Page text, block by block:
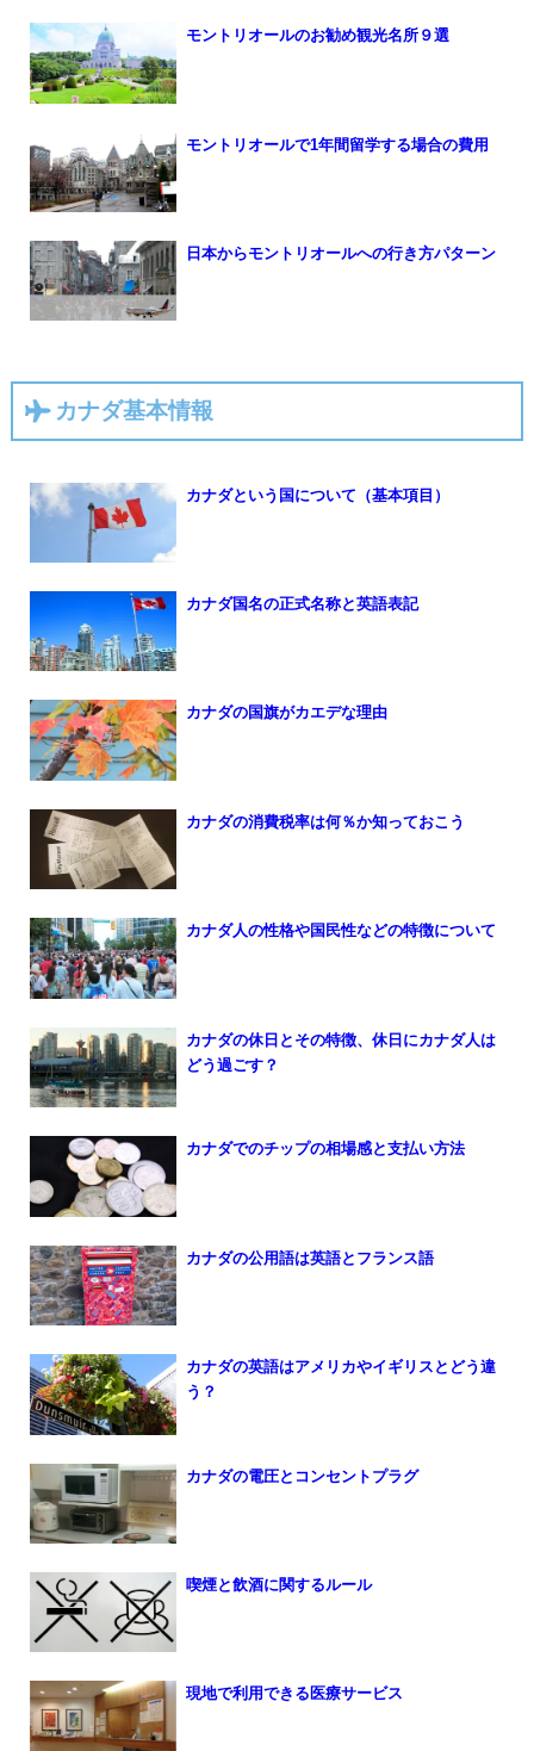
モントリオールのお勧め観光名所９選
モントリオールで1年間留学する場合の費用
日本からモントリオールへの行き方パターン
カナダ基本情報
カナダという国について（基本項目）
カナダ国名の正式名称と英語表記
カナダの国旗がカエデな理由
カナダの消費税率は何％か知っておこう
カナダ人の性格や国民性などの特徴について
カナダの休日とその特徴、休日にカナダ人は
どう過ごす？
カナダでのチップの相場感と支払い方法
カナダの公用語は英語とフランス語
カナダの英語はアメリカやイギリスとどう違
う？
カナダの電圧とコンセントプラグ
喫煙と飲酒に関するルール
現地で利用できる医療サービス